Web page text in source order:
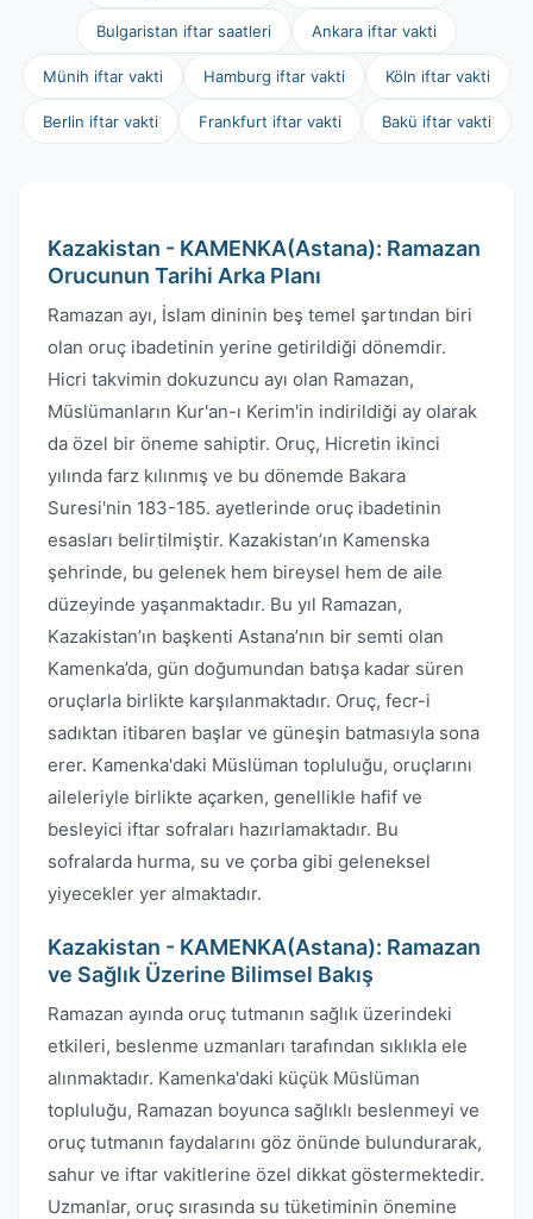
Bulgaristan iftar saatleri Ankara iftar vakti
Münih iftar vakti Hamburg iftar vakti Köln iftar vakti
Berlin iftar vakti Frankfurt iftar vakti Bakü iftar vakti
Kazakistan - KAMENKA(Astana): Ramazan
Orucunun Tarihi Arka Planı
Ramazan ayı, İslam dininin beş temel şartından biri
olan oruç ibadetinin yerine getirildiği dönemdir.
Hicri takvimin dokuzuncu ayı olan Ramazan,
Müslümanların Kur'an-ı Kerim'in indirildiği ay olarak
da özel bir öneme sahiptir. Oruç, Hicretin ikinci
yılında farz kılınmış ve bu dönemde Bakara
Suresi'nin 183-185. ayetlerinde oruç ibadetinin
esasları belirtilmiştir. Kazakistan’ın Kamenska
şehrinde, bu gelenek hem bireysel hem de aile
düzeyinde yaşanmaktadır. Bu yıl Ramazan,
Kazakistan’ın başkenti Astana’nın bir semti olan
Kamenka’da, gün doğumundan batışa kadar süren
oruçlarla birlikte karşılanmaktadır. Oruç, fecr-i
sadıktan itibaren başlar ve güneşin batmasıyla sona
erer. Kamenka'daki Müslüman topluluğu, oruçlarını
aileleriyle birlikte açarken, genellikle hafif ve
besleyici iftar sofraları hazırlamaktadır. Bu
sofralarda hurma, su ve çorba gibi geleneksel
yiyecekler yer almaktadır.
Kazakistan - KAMENKA(Astana): Ramazan
ve Sağlık Üzerine Bilimsel Bakış
Ramazan ayında oruç tutmanın sağlık üzerindeki
etkileri, beslenme uzmanları tarafından sıklıkla ele
alınmaktadır. Kamenka'daki küçük Müslüman
topluluğu, Ramazan boyunca sağlıklı beslenmeyi ve
oruç tutmanın faydalarını göz önünde bulundurarak,
sahur ve iftar vakitlerine özel dikkat göstermektedir.
Uzmanlar, oruç sırasında su tüketiminin önemine